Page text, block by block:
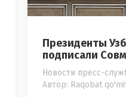
Президенты
подписали
Новости пресс-
Автор: Raqobat